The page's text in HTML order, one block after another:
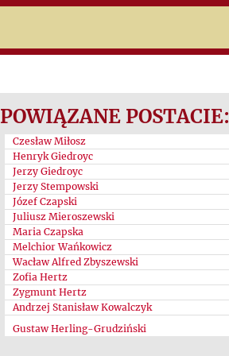
POWIĄZANE POSTACIE:
Czesław Miłosz
Henryk Giedroyc
Jerzy Giedroyc
Jerzy Stempowski
Józef Czapski
Juliusz Mieroszewski
Maria Czapska
Melchior Wańkowicz
Wacław Alfred Zbyszewski
Zofia Hertz
Zygmunt Hertz
Andrzej Stanisław Kowalczyk
Gustaw Herling-Grudziński